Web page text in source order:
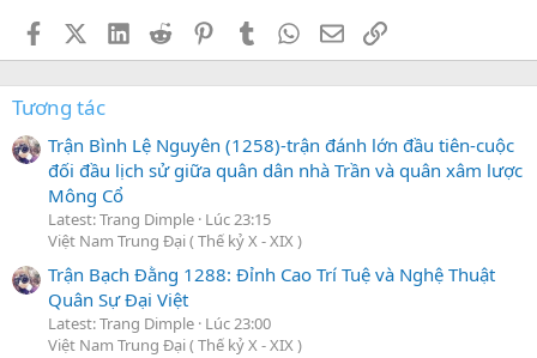
FacebookX (Twitter)
LinkedIn
Reddit PinterestTumblr WhatsApp
EmailLink
Tương tác
Trận Bình Lệ Nguyên (1258)-trận đánh lớn đầu tiên-cuộc
đối đầu lịch sử giữa quân dân nhà Trần và quân xâm lược
Mông Cổ
Latest: Trang Dimple Lúc 23:15
Việt Nam Trung Đại ( Thế kỷ X - XIX )
Trận Bạch Đằng 1288: Đỉnh Cao Trí Tuệ và Nghệ Thuật
Quân Sự Đại Việt
Latest: Trang Dimple Lúc 23:00
Việt Nam Trung Đại ( Thế kỷ X - XIX )